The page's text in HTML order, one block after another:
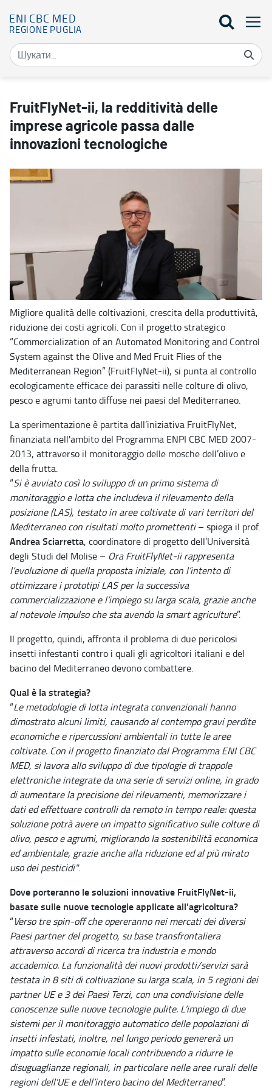
ENI CBC MED
REGIONE PUGLIA
FruitFlyNet-ii, la redditività delle
imprese agricole passa dalle
innovazioni tecnologiche
Migliore qualità delle coltivazioni, crescita della produttività,
riduzione dei costi agricoli. Con il progetto strategico
“Commercialization of an Automated Monitoring and Control
System against the Olive and Med Fruit Flies of the
Mediterranean Region” (FruitFlyNet-ii), si punta al controllo
ecologicamente efficace dei parassiti nelle colture di olivo,
pesco e agrumi tanto diffuse nei paesi del Mediterraneo.
La sperimentazione è partita dall’iniziativa FruitFlyNet,
finanziata nell'ambito del Programma ENPI CBC MED 2007-
2013, attraverso il monitoraggio delle mosche dell’olivo e
della frutta.
“Si è avviato così lo sviluppo di un primo sistema di
monitoraggio e lotta che includeva il rilevamento della
posizione (LAS), testato in aree coltivate di vari territori del
Mediterraneo con risultati molto promettenti– spiega il prof.
Andrea Sciarretta, coordinatore di progetto dell’Università
degli Studi del Molise – Ora FruitFlyNet-ii rappresenta
l’evoluzione di quella proposta iniziale, con l’intento di
ottimizzare i prototipi LAS per la successiva
commercializzazione e l’impiego su larga scala, grazie anche
al notevole impulso che sta avendo la smart agriculture”.
Il progetto, quindi, affronta il problema di due pericolosi
insetti infestanti contro i quali gli agricoltori italiani e del
bacino del Mediterraneo devono combattere.
Qual è la strategia?
“Le metodologie di lotta integrata convenzionali hanno
dimostrato alcuni limiti, causando al contempo gravi perdite
economiche e ripercussioni ambientali in tutte le aree
coltivate. Con il progetto finanziato dal Programma ENI CBC
MED, si lavora allo sviluppo di due tipologie di trappole
elettroniche integrate da una serie di servizi online, in grado
di aumentare la precisione dei rilevamenti, memorizzare i
dati ed effettuare controlli da remoto in tempo reale: questa
soluzione potrà avere un impatto significativo sulle colture di
olivo, pesco e agrumi, migliorando la sostenibilità economica
ed ambientale, grazie anche alla riduzione ed al più mirato
uso dei pesticidi".
Dove porteranno le soluzioni innovative FruitFlyNet-ii,
basate sulle nuove tecnologie applicate all’agricoltura?
“Verso tre spin-off che opereranno nei mercati dei diversi
Paesi partner del progetto, su base transfrontaliera
attraverso accordi di ricerca tra industria e mondo
accademico. La funzionalità dei nuovi prodotti/servizi sarà
testata in 8 siti di coltivazione su larga scala, in 5 regioni dei
partner UE e 3 dei Paesi Terzi, con una condivisione delle
conoscenze sulle nuove tecnologie pulite. L’impiego di due
sistemi per il monitoraggio automatico delle popolazioni di
insetti infestati, inoltre, nel lungo periodo genererà un
impatto sulle economie locali contribuendo a ridurre le
disuguaglianze regionali, in particolare nelle aree rurali delle
regioni dell'UE e dell’intero bacino del Mediterraneo”.